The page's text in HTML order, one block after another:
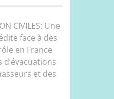
CIVILES: Une
face à des
en France
et des